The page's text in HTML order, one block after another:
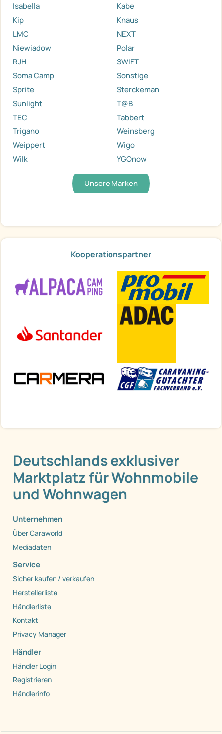
Isabella
Kabe
Kip
Knaus
LMC
NEXT
Niewiadow
Polar
RJH
SWIFT
Soma Camp
Sonstige
Sprite
Sterckeman
Sunlight
T@B
TEC
Tabbert
Trigano
Weinsberg
Weippert
Wigo
Wilk
YGOnow
Unsere Marken
Kooperationspartner
Deutschlands exklusiver
Marktplatz für Wohnmobile
und Wohnwagen
Unternehmen
Über Caraworld
Mediadaten
Service
Sicher kaufen / verkaufen
Herstellerliste
Händlerliste
Kontakt
Privacy Manager
Händler
Händler Login
Registrieren
Händlerinfo